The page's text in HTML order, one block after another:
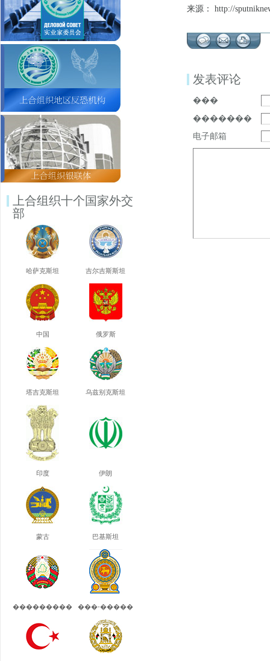
上合组织十个国家外交
部
哈萨克斯坦 吉尔吉斯斯坦
中国 俄罗斯
塔吉克斯坦 乌兹别克斯坦
印度 伊朗
蒙古 巴基斯坦
��������� ���-�����
来源： http://
发表评论
���
�������
电子邮箱